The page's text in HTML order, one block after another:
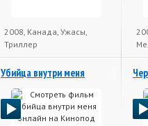
2008, Канада, Ужасы,
Триллер
Убийца внутри меня